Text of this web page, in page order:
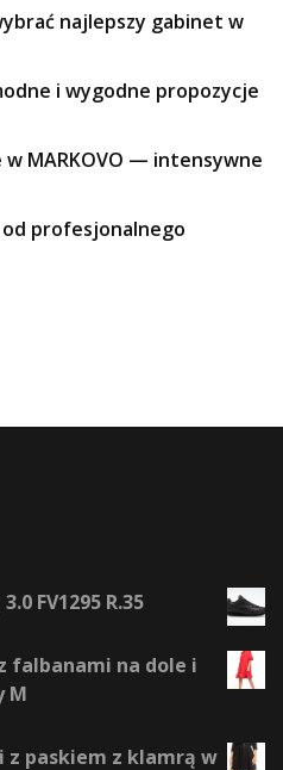
najlepszy gabinet w
i wygodne propozycje
MARKOVO — intensywne
profesjonalnego
FV1295 R.35
falbanami na dole i
M
z paskiem z klamrą w